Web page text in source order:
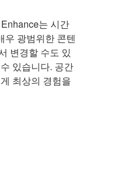
는 시간
우 광범위한 콘텐
변경할 수도 있
있습니다. 공간
최상의 경험을